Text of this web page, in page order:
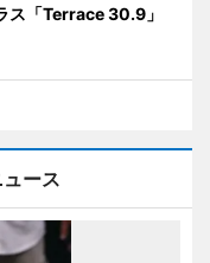
ス「Terrace 30.9」
ース